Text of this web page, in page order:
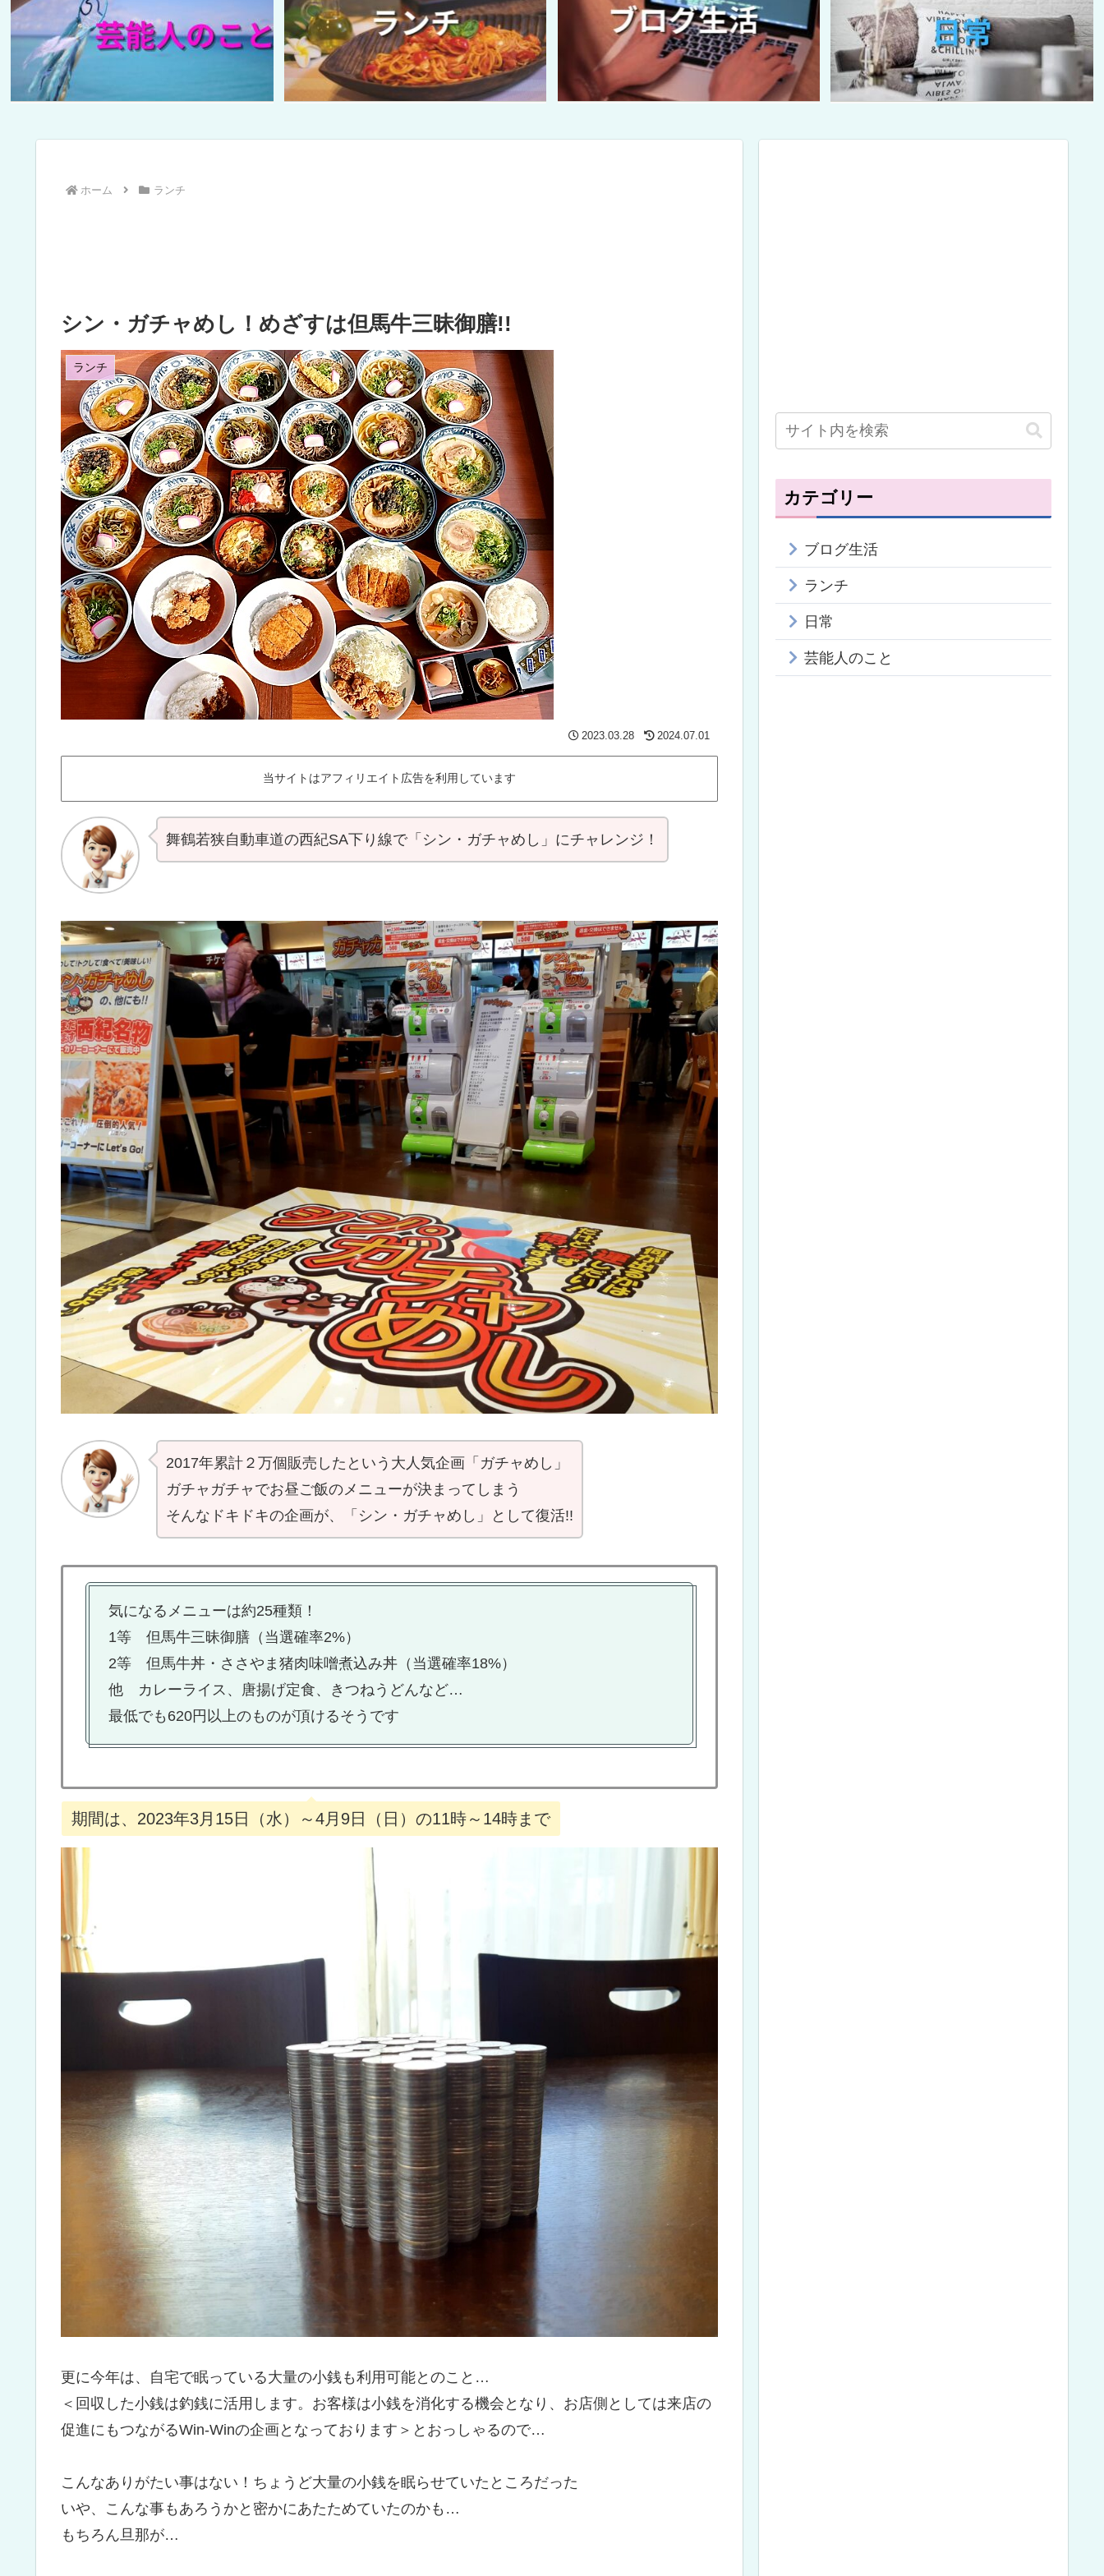
ホーム ランチ
シン・ガチャめし！めざすは但馬牛三昧御膳!!
ランチ
2023.03.28 2024.07.01
当サイトはアフィリエイト広告を利用しています
舞鶴若狭自動車道の西紀SA下り線で「シン・ガチャめし」にチャレンジ！
2017年累計２万個販売したという大人気企画「ガチャめし」
ガチャガチャでお昼ご飯のメニューが決まってしまう
そんなドキドキの企画が、「シン・ガチャめし」として復活!!
気になるメニューは約25種類！
1等 但馬牛三昧御膳（当選確率2%）
2等 但馬牛丼・ささやま猪肉味噌煮込み丼（当選確率18%）
他 カレーライス、唐揚げ定食、きつねうどんなど…
最低でも620円以上のものが頂けるそうです
期間は、2023年3月15日（水）～4月9日（日）の11時～14時まで
更に今年は、自宅で眠っている大量の小銭も利用可能とのこと…
＜回収した小銭は釣銭に活用します。お客様は小銭を消化する機会となり、お店側としては来店の
促進にもつながるWin-Winの企画となっております＞とおっしゃるので…
こんなありがたい事はない！ちょうど大量の小銭を眠らせていたところだった
いや、こんな事もあろうかと密かにあたためていたのかも…
もちろん旦那が…
カテゴリー
ブログ生活
ランチ
日常
芸能人のこと